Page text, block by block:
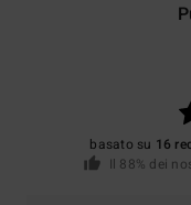
basato su 16
Il 88% dei